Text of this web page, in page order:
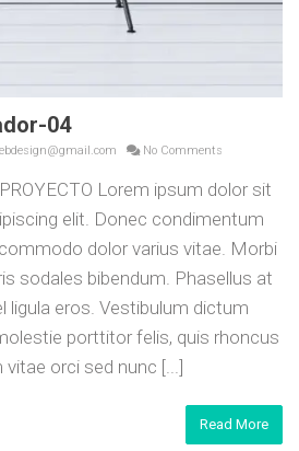
04
No Comments
Lorem ipsum dolor sit
elit. Donec condimentum
dolor varius vitae. Morbi
sodales bibendum. Phasellus at
ligula eros. Vestibulum dictum
porttitor felis, quis rhoncus
orci sed nunc [...]
Read More